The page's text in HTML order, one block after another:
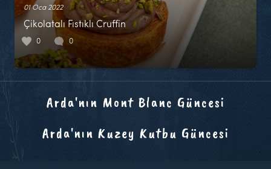
01 Oca 2022
Çikolatalı Fıstıklı Cruffin
0 0
Arda'nın Mont Blanc Güncesi
Arda'nın Kuzey Kutbu Güncesi